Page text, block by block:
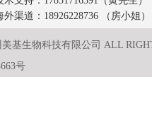
外渠道：18926228736 （房小姐）
美基生物科技有限公司 ALL
号